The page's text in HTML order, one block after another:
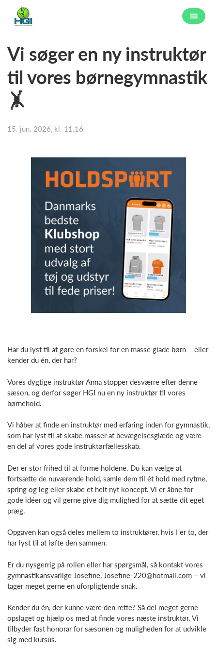
Vi søger en ny instruktør
til vores børnegymnastik
🤸
15. jun. 2026, kl. 11.16
Har du lyst til at gøre en forskel for en masse glade børn – eller
kender du én, der har?
Vores dygtige instruktør Anna stopper desværre efter denne
sæson, og derfor søger HGI nu en ny instruktør til vores
børnehold.
Vi håber at finde en instruktør med erfaring inden for gymnastik,
som har lyst til at skabe masser af bevægelsesglæde og være
en del af vores gode instruktørfællesskab.
Der er stor frihed til at forme holdene. Du kan vælge at
fortsætte de nuværende hold, samle dem til ét hold med rytme,
spring og leg eller skabe et helt nyt koncept. Vi er åbne for
gode idéer og vil gerne give dig mulighed for at sætte dit eget
præg.
Opgaven kan også deles mellem to instruktører, hvis I er to, der
har lyst til at løfte den sammen.
Er du nysgerrig på rollen eller har spørgsmål, så kontakt vores
gymnastikansvarlige Josefine, Josefine-220@hotmail.com – vi
tager meget gerne en uforpligtende snak.
Kender du én, der kunne være den rette? Så del meget gerne
opslaget og hjælp os med at finde vores næste instruktør. Vi
tilbyder fast honorar for sæsonen og muligheden for at udvikle
sig med kursus.